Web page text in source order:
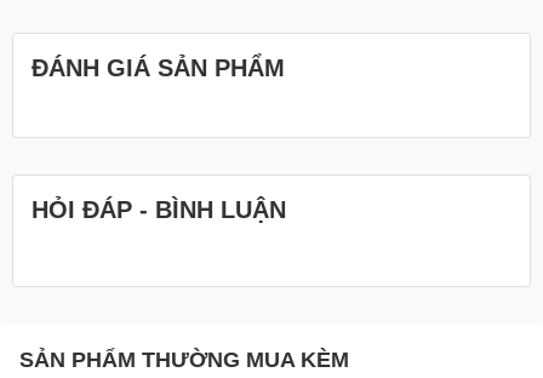
ĐÁNH GIÁ SẢN PHẨM
HỎI ĐÁP - BÌNH LUẬN
SẢN PHẨM THƯỜNG MUA KÈM